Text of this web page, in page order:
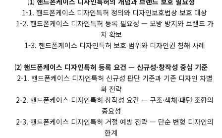
1-1. 핸드폰케이스 디자인특허 정의와 디자인보호법상 보호 대상
1-2. 핸드폰케이스 디자인특허 등록 필요성 — 모방 방지와 브랜드 가
치 확보
1-3. 핸드폰케이스 디자인특허 보호 범위와 디자인권 침해 사례
⑵ 핸드폰케이스 디자인특허 등록 요건 — 신규성·창작성 중심 기준
2-1. 핸드폰케이스 디자인특허 신규성 판단 기준과 기존 디자인 차별
화 전략
2-2. 핸드폰케이스 디자인특허 창작성 요건 — 구조·색채·패턴 조합의
중요성
2-3. 핸드폰케이스 디자인특허 거절 예방 전략 — 단순 변형 디자인의
한계